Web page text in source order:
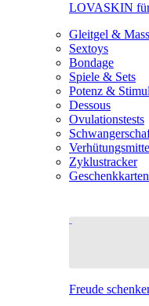
LOVASKIN für
Gleitgel &
Sextoys
Bondage
Spiele & Sets
Potenz &
Dessous
Ovulationstests
Zyklustracker
Freude